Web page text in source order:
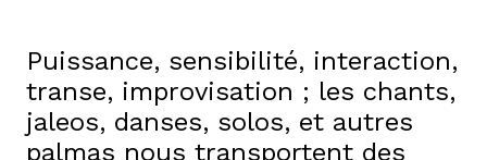
Puissance, sensibilité, interaction,
transe, improvisation ; les chants,
jaleos, danses, solos, et autres
palmas nous transportent des